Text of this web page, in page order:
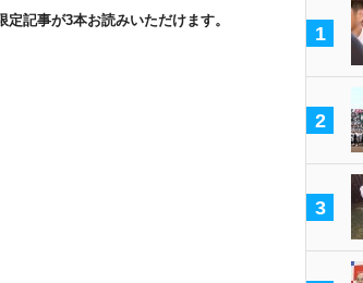
定記事が3本お読みいただけます。
1
2
3